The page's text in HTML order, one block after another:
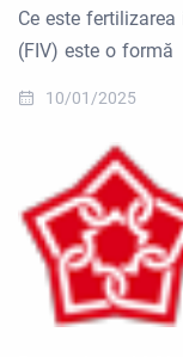
Ce este
(FIV) este o formă
10/01/2025